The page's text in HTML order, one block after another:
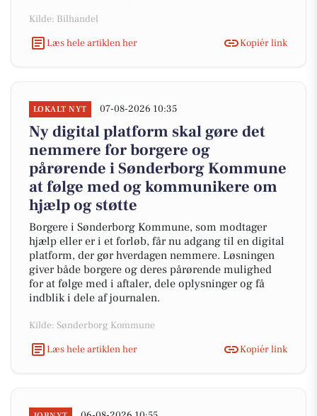
Kilde: Bilhandel
Læs hele artiklen her
Kopiér link
LOKALT NYT 07-08-2026 10:35
Ny digital platform skal gøre det
nemmere for borgere og
pårørende i Sønderborg Kommune
at følge med og kommunikere om
hjælp og støtte
Borgere i Sønderborg Kommune, som modtager
hjælp eller er i et forløb, får nu adgang til en digital
platform, der gør hverdagen nemmere. Løsningen
giver både borgere og deres pårørende mulighed
for at følge med i aftaler, dele oplysninger og få
indblik i dele af journalen.
Kilde: Sønderborg Kommune
Læs hele artiklen her
Kopiér link